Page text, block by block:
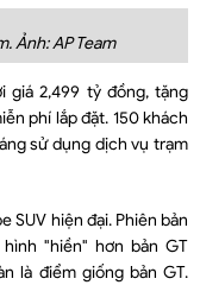
Ảnh: AP Team
giá 2,499 tỷ đồng, tặng
phí lắp đặt. 150 khách
sử dụng dịch vụ trạm
SUV hiện đại. Phiên bản
"hiền" hơn bản GT
là điểm giống bản GT.